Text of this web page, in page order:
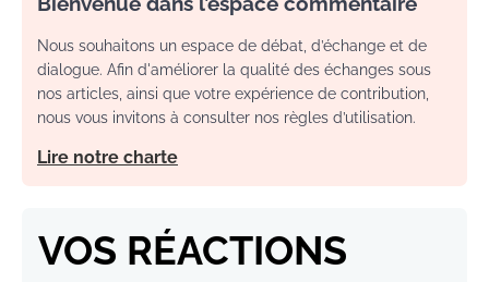
Nous souhaitons un espace de débat, d’échange et de
dialogue. Afin d'améliorer la qualité des échanges sous
nos articles, ainsi que votre expérience de contribution,
nous vous invitons à consulter nos règles d’utilisation.
Lire notre charte
VOS RÉACTIONS